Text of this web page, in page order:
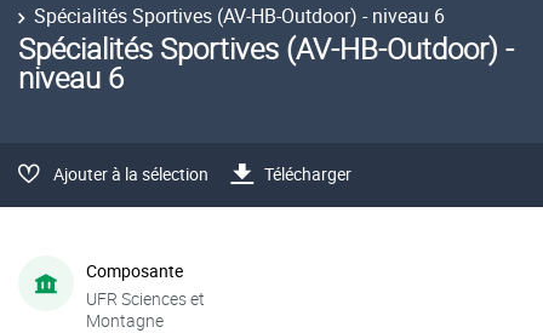
Spécialités Sportives (AV-HB-Outdoor) - niveau 6
Spécialités Sportives (AV-HB-Outdoor) -
niveau 6
Ajouter à la sélection Télécharger
Composante
UFR Sciences et
Montagne